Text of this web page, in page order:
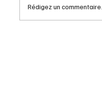
Rédigez un commentaire...